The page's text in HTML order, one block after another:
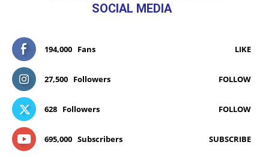
SOCIAL MEDIA
194,000 Fans LIKE
27,500 Followers FOLLOW
628 Followers FOLLOW
695,000 Subscribers SUBSCRIBE